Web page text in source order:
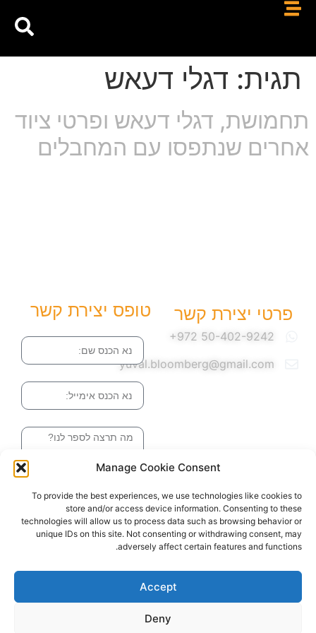
Manage Cookie Consent
To provide the best experiences, we use technologies like cookies to
store and/or access device information. Consenting to these
technologies will allow us to process data such as browsing behavior or
unique IDs on this site. Not consenting or withdrawing consent, may
adversely affect certain features and functions.
Accept
Deny
תגית: דגלי דעאש
תחמושת, דגלי דעאש ופרטי ציוד
אחרים שנתפסו עם המחבלים
פרטי יצירת קשר
yuval.bloomberg@gmail.com
טופס יצירת קשר
שליחה והטופס
בדרך אלינו
האתר עוצב ונבנה ע"י סטודיו מומנטום